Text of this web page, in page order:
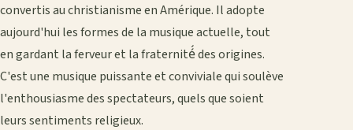
convertis au christianisme en Amérique. Il adopte
aujourd'hui les formes de la musique actuelle, tout
en gardant la ferveur et la fraternité́ des origines.
C'est une musique puissante et conviviale qui soulève
l'enthousiasme des spectateurs, quels que soient
leurs sentiments religieux.